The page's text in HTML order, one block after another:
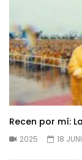
Recen por mí:
2025 18